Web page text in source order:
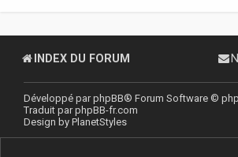
INDEX DU FORUM
Développé parphpBB® Forum Software ©
Traduit parphpBB-fr.com
Design by PlanetStyles